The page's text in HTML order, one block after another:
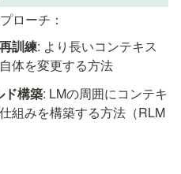
ローチ：
訓練: より長いコンテキス
体を変更する方法
ド構築: LMの周囲にコンテキ
組みを構築する方法（RLM